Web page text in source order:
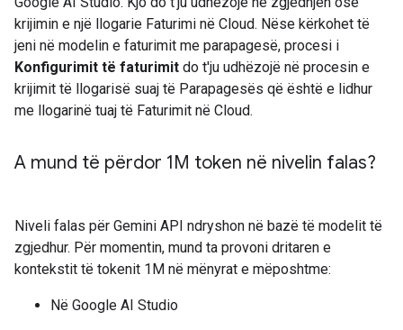
krijimin e një llogarie Faturimi në Cloud. Nëse kërkohet të
jeni në modelin e faturimit me parapagesë, procesi i
Konfigurimit të faturimit do t'ju udhëzojë në procesin e
krijimit të llogarisë suaj të Parapagesës që është e lidhur
me llogarinë tuaj të Faturimit në Cloud.
A mund të përdor 1M token në nivelin falas?
Niveli falas për Gemini API ndryshon në bazë të modelit të
zgjedhur. Për momentin, mund ta provoni dritaren e
kontekstit të tokenit 1M në mënyrat e mëposhtme:
Në Google AI Studio